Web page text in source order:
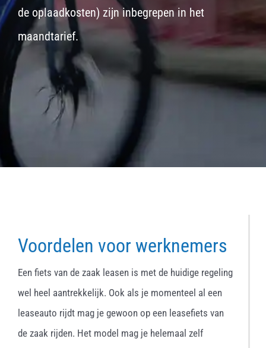
de oplaadkosten) zijn inbegrepen in het
maandtarief.
Voordelen voor werknemers
Een fiets van de zaak leasen is met de huidige regeling
wel heel aantrekkelijk. Ook als je momenteel al een
leaseauto rijdt mag je gewoon op een leasefiets van
de zaak rijden. Het model mag je helemaal zelf